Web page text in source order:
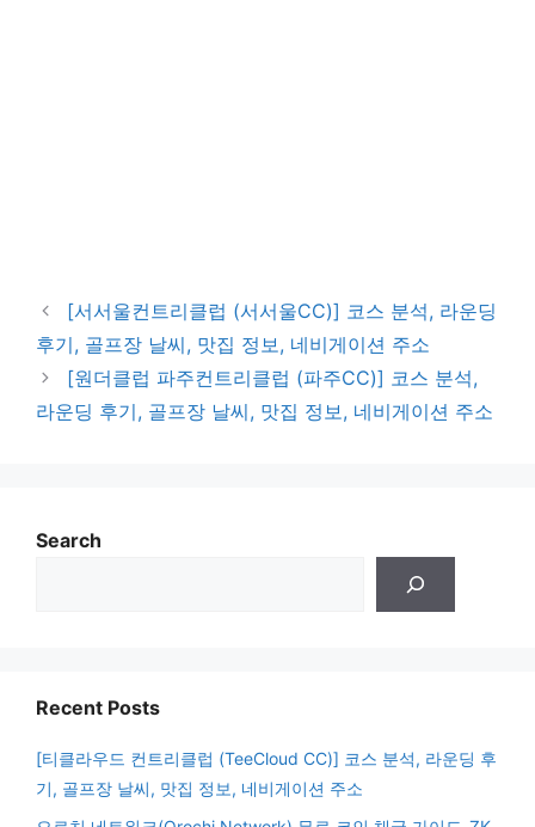
[서서울컨트리클럽 (서서울CC)] 코스 분석, 라운딩
후기, 골프장 날씨, 맛집 정보, 네비게이션 주소
[원더클럽 파주컨트리클럽 (파주CC)] 코스 분석,
라운딩 후기, 골프장 날씨, 맛집 정보, 네비게이션 주소
Search
Recent Posts
[티클라우드 컨트리클럽 (TeeCloud CC)] 코스 분석, 라운딩 후
기, 골프장 날씨, 맛집 정보, 네비게이션 주소